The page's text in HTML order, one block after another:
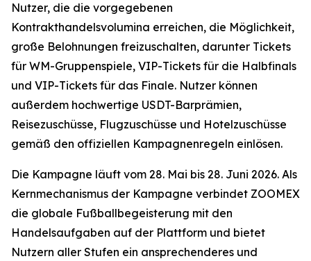
Nutzer, die die vorgegebenen
Kontrakthandelsvolumina erreichen, die Möglichkeit,
große Belohnungen freizuschalten, darunter Tickets
für WM-Gruppenspiele, VIP-Tickets für die Halbfinals
und VIP-Tickets für das Finale. Nutzer können
außerdem hochwertige USDT-Barprämien,
Reisezuschüsse, Flugzuschüsse und Hotelzuschüsse
gemäß den offiziellen Kampagnenregeln einlösen.
Die Kampagne läuft vom 28. Mai bis 28. Juni 2026. Als
Kernmechanismus der Kampagne verbindet ZOOMEX
die globale Fußballbegeisterung mit den
Handelsaufgaben auf der Plattform und bietet
Nutzern aller Stufen ein ansprechenderes und